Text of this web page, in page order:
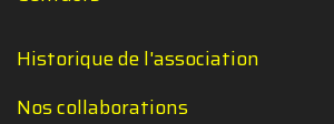
Historique de l'association
Nos collaborations